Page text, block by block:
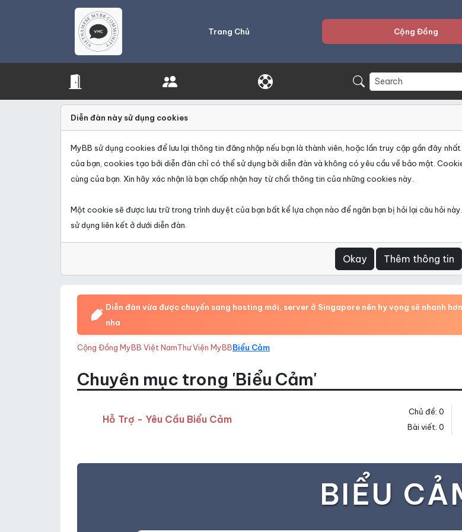
Trang Chủ Cộng Đồng
Diễn đàn này sử dụng cookies
MyBB sử dụng cookies để lưu lại thông tin đăng nhập nếu bạn là thành viên, hoặc lần truy cập gần đây
của bạn, cookies tạo bởi diễn đàn chỉ có thể sử dụng bởi diễn đàn và không có yêu cầu về bảo mật.
cùng của bạn. Xin hãy xác nhận là bạn chấp nhận hay từ chối thông tin của những cookies này.
Một cookie sẽ được lưu trữ trong trình duyệt của bạn bất kể lựa chọn nào để ngăn bạn bị hỏi lại câu hỏi
sử dụng liên kết ở dưới diễn đàn.
Diễn đàn vừa được chuyển sang hosting mới, server ở Singapore nên hy vọng sẽ nhanh
nha
Cộng Đồng MyBB Việt NamThư Viện MyBBBiểu Cảm
Chuyên mục trong 'Biểu Cảm'
Hỗ Trợ - Yêu Cầu Biểu Cảm
Chủ đề: 0
Bài viết: 0
BIỂU